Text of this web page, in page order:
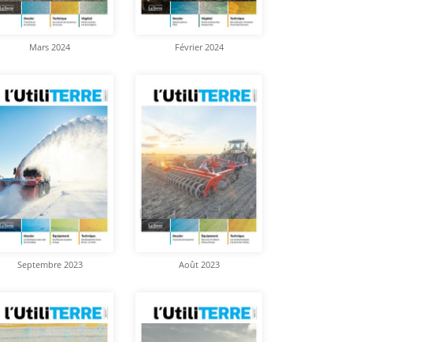
Mars 2024 Février 2024
Septembre 2023 Août 2023